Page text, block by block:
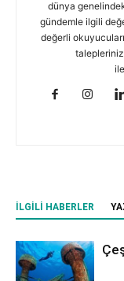
dünya
gündemle ilgili
değerli
İLGILI HABERLER